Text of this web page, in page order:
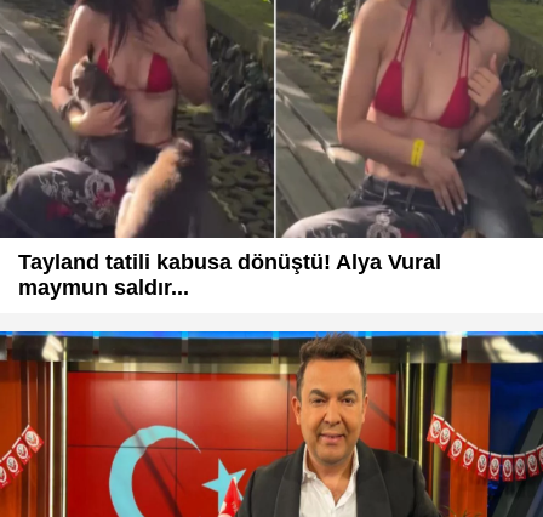
Tayland tatili kabusa dönüştü! Alya Vural
maymun saldır...